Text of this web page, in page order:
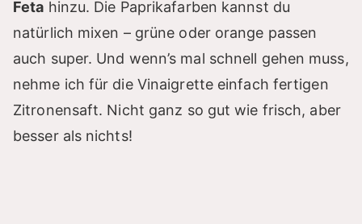
Feta hinzu. Die Paprikafarben kannst du
natürlich mixen – grüne oder orange passen
auch super. Und wenn’s mal schnell gehen muss,
nehme ich für die Vinaigrette einfach fertigen
Zitronensaft. Nicht ganz so gut wie frisch, aber
besser als nichts!